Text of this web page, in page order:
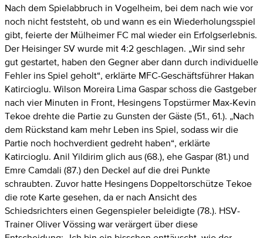
Nach dem Spielabbruch in Vogelheim, bei dem nach wie vor
noch nicht feststeht, ob und wann es ein Wiederholungsspiel
gibt, feierte der Mülheimer FC mal wieder ein Erfolgserlebnis.
Der Heisinger SV wurde mit 4:2 geschlagen. „Wir sind sehr
gut gestartet, haben den Gegner aber dann durch individuelle
Fehler ins Spiel geholt“, erklärte MFC-Geschäftsführer Hakan
Katircioglu. Wilson Moreira Lima Gaspar schoss die Gastgeber
nach vier Minuten in Front, Hesingens Topstürmer Max-Kevin
Tekoe drehte die Partie zu Gunsten der Gäste (51., 61.). „Nach
dem Rückstand kam mehr Leben ins Spiel, sodass wir die
Partie noch hochverdient gedreht haben“, erklärte
Katircioglu. Anil Yildirim glich aus (68.), ehe Gaspar (81.) und
Emre Camdali (87.) den Deckel auf die drei Punkte
schraubten. Zuvor hatte Hesingens Doppeltorschütze Tekoe
die rote Karte gesehen, da er nach Ansicht des
Schiedsrichters einen Gegenspieler beleidigte (78.). HSV-
Trainer Oliver Vössing war verärgert über diese